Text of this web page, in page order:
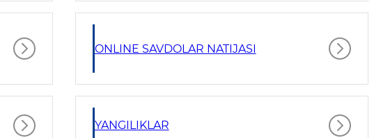
ONLINE SAVDOLAR NATIJASI
YANGILIKLAR